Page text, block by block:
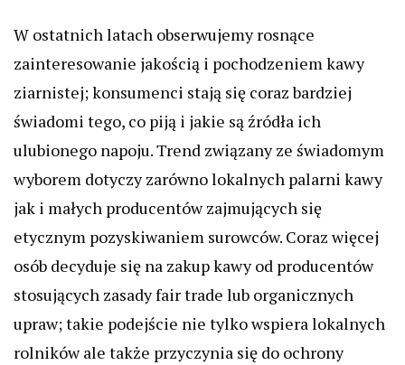
W ostatnich latach obserwujemy rosnące
zainteresowanie jakością i pochodzeniem kawy
ziarnistej; konsumenci stają się coraz bardziej
świadomi tego, co piją i jakie są źródła ich
ulubionego napoju. Trend związany ze świadomym
wyborem dotyczy zarówno lokalnych palarni kawy
jak i małych producentów zajmujących się
etycznym pozyskiwaniem surowców. Coraz więcej
osób decyduje się na zakup kawy od producentów
stosujących zasady fair trade lub organicznych
upraw; takie podejście nie tylko wspiera lokalnych
rolników ale także przyczynia się do ochrony